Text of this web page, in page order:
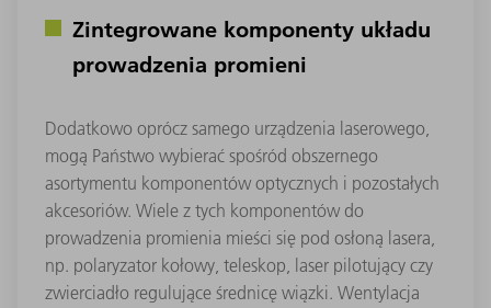
Zintegrowane komponenty układu
prowadzenia promieni
Dodatkowo oprócz samego urządzenia laserowego,
mogą Państwo wybierać spośród obszernego
asortymentu komponentów optycznych i pozostałych
akcesoriów. Wiele z tych komponentów do
prowadzenia promienia mieści się pod osłoną lasera,
np. polaryzator kołowy, teleskop, laser pilotujący czy
zwierciadło regulujące średnicę wiązki. Wentylacja